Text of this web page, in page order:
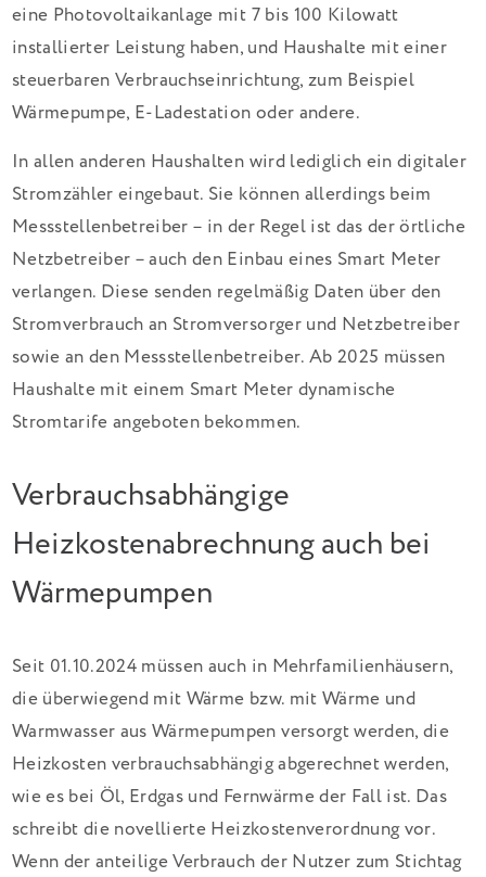
eine Photovoltaikanlage mit 7 bis 100 Kilowatt
installierter Leistung haben, und Haushalte mit einer
steuerbaren Verbrauchseinrichtung, zum Beispiel
Wärmepumpe, E-Ladestation oder andere.
In allen anderen Haushalten wird lediglich ein digitaler
Stromzähler eingebaut. Sie können allerdings beim
Messstellenbetreiber – in der Regel ist das der örtliche
Netzbetreiber – auch den Einbau eines Smart Meter
verlangen. Diese senden regelmäßig Daten über den
Stromverbrauch an Stromversorger und Netzbetreiber
sowie an den Messstellenbetreiber. Ab 2025 müssen
Haushalte mit einem Smart Meter dynamische
Stromtarife angeboten bekommen.
Verbrauchsabhängige
Heizkostenabrechnung auch bei
Wärmepumpen
Seit 01.10.2024 müssen auch in Mehrfamilienhäusern,
die überwiegend mit Wärme bzw. mit Wärme und
Warmwasser aus Wärmepumpen versorgt werden, die
Heizkosten verbrauchsabhängig abgerechnet werden,
wie es bei Öl, Erdgas und Fernwärme der Fall ist. Das
schreibt die novellierte Heizkostenverordnung vor.
Wenn der anteilige Verbrauch der Nutzer zum Stichtag